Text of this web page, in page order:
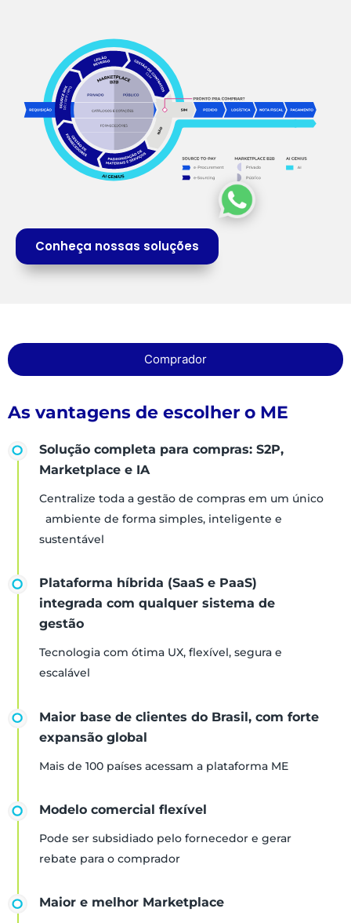
Conheça nossas soluções
Comprador
As vantagens de escolher o ME
Solução completa para compras: S2P,
Marketplace e IA
Centralize toda a gestão de compras em um único
ambiente de forma simples, inteligente e
sustentável
Plataforma híbrida (SaaS e PaaS)
integrada com qualquer sistema de
gestão
Tecnologia com ótima UX, flexível, segura e
escalável
Maior base de clientes do Brasil, com forte
expansão global
Mais de 100 países acessam a plataforma ME
Modelo comercial flexível
Pode ser subsidiado pelo fornecedor e gerar
rebate para o comprador
Maior e melhor Marketplace